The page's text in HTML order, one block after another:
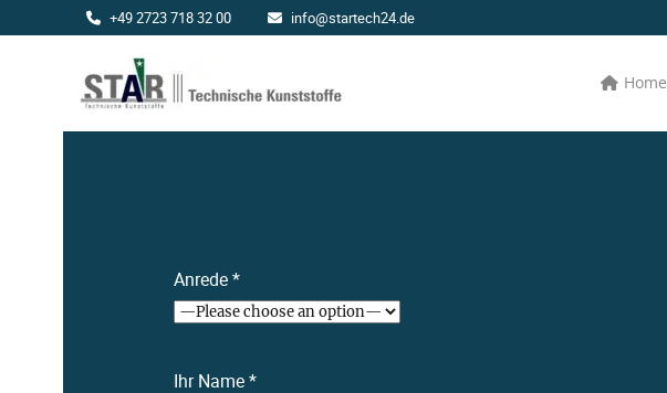
+49 2723 718 32 00 info@startech24.de
Startech24
Home
Anrede *
Ihr Name *